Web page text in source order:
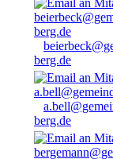
berg.de
berg.de